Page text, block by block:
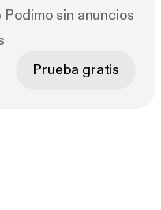
sin anuncios
Prueba gratis